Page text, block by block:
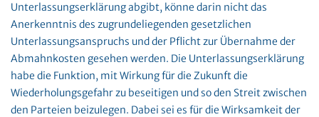
Unterlassungserklärung abgibt, könne darin nicht das
Anerkenntnis des zugrundeliegenden gesetzlichen
Unterlassungsanspruchs und der Pflicht zur Übernahme der
Abmahnkosten gesehen werden. Die Unterlassungserklärung
habe die Funktion, mit Wirkung für die Zukunft die
Wiederholungsgefahr zu beseitigen und so den Streit zwischen
den Parteien beizulegen. Dabei sei es für die Wirksamkeit der